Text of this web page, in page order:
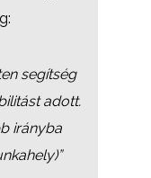
segítség
adott.
irányba